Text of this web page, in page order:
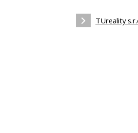
TUreality